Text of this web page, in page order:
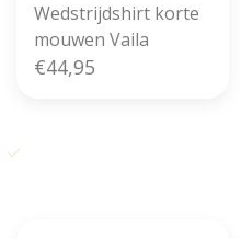
Wedstrijdshirt korte
mouwen Vaila
€44,95